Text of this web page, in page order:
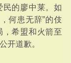
民的廖中莱。如
何患无辞”的伎
，希盟和火箭至
开道歉。